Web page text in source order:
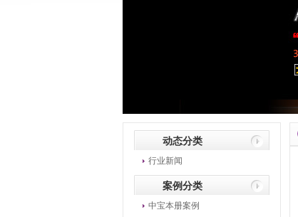
动态分类
行业新闻
案例分类
中宝本册案例